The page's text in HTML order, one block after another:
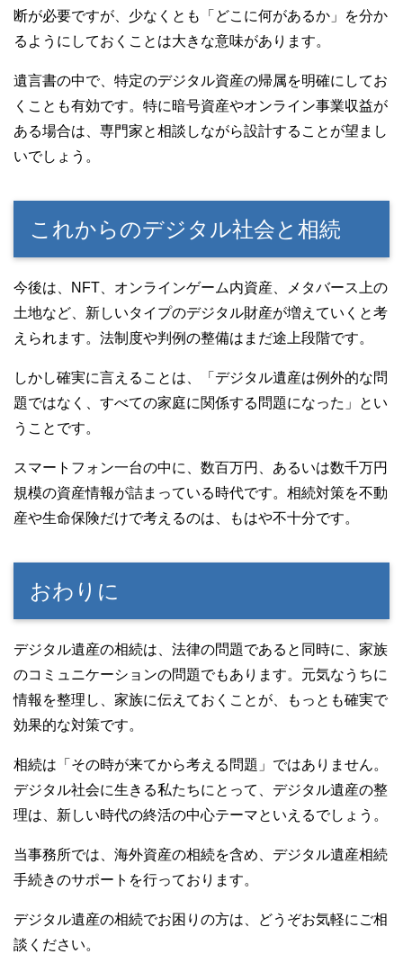
断が必要ですが、少なくとも「どこに何があるか」を分か
るようにしておくことは大きな意味があります。
遺言書の中で、特定のデジタル資産の帰属を明確にしてお
くことも有効です。特に暗号資産やオンライン事業収益が
ある場合は、専門家と相談しながら設計することが望まし
いでしょう。
これからのデジタル社会と相続
今後は、NFT、オンラインゲーム内資産、メタバース上の
土地など、新しいタイプのデジタル財産が増えていくと考
えられます。法制度や判例の整備はまだ途上段階です。
しかし確実に言えることは、「デジタル遺産は例外的な問
題ではなく、すべての家庭に関係する問題になった」とい
うことです。
スマートフォン一台の中に、数百万円、あるいは数千万円
規模の資産情報が詰まっている時代です。相続対策を不動
産や生命保険だけで考えるのは、もはや不十分です。
おわりに
デジタル遺産の相続は、法律の問題であると同時に、家族
のコミュニケーションの問題でもあります。元気なうちに
情報を整理し、家族に伝えておくことが、もっとも確実で
効果的な対策です。
相続は「その時が来てから考える問題」ではありません。
デジタル社会に生きる私たちにとって、デジタル遺産の整
理は、新しい時代の終活の中心テーマといえるでしょう。
当事務所では、海外資産の相続を含め、デジタル遺産相続
手続きのサポートを行っております。
デジタル遺産の相続でお困りの方は、どうぞお気軽にご相
談ください。